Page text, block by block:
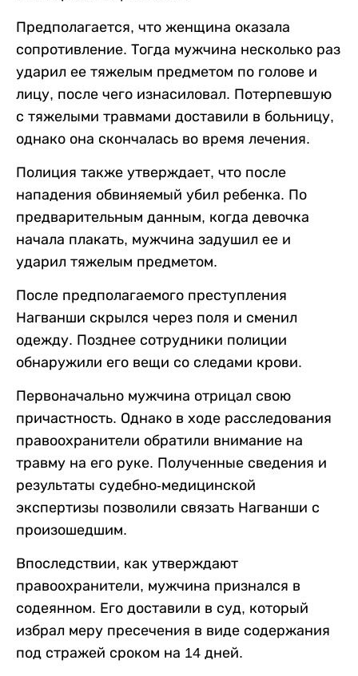
Предполагается, что женщина оказала
сопротивление. Тогда мужчина несколько раз
ударил ее тяжелым предметом по голове и
лицу, после чего изнасиловал. Потерпевшую
с тяжелыми травмами доставили в больницу,
однако она скончалась во время лечения.
Полиция также утверждает, что после
нападения обвиняемый убил ребенка. По
предварительным данным, когда девочка
начала плакать, мужчина задушил ее и
ударил тяжелым предметом.
После предполагаемого преступления
Нагванши скрылся через поля и сменил
одежду. Позднее сотрудники полиции
обнаружили его вещи со следами крови.
Первоначально мужчина отрицал свою
причастность. Однако в ходе расследования
правоохранители обратили внимание на
травму на его руке. Полученные сведения и
результаты судебно-медицинской
экспертизы позволили связать Нагванши с
произошедшим.
Впоследствии, как утверждают
правоохранители, мужчина признался в
содеянном. Его доставили в суд, который
избрал меру пресечения в виде содержания
под стражей сроком на 14 дней.